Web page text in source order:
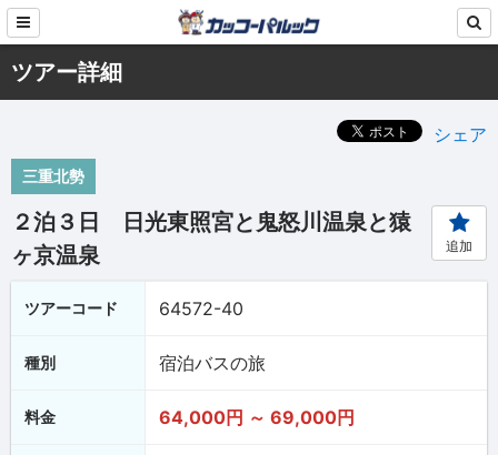
ツアー詳細
シェア
三重北勢
２泊３日 日光東照宮と鬼怒川温泉と猿
ヶ京温泉
追加
ツアーコード 64572-40
種別 宿泊バスの旅
料金 64,000円 ～ 69,000円